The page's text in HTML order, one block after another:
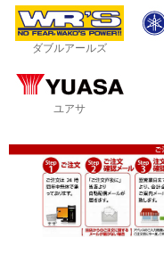
ダブルアールズ
ユアサ